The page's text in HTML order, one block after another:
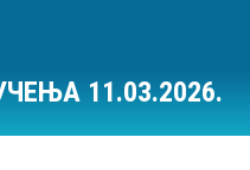
11.03.2026.